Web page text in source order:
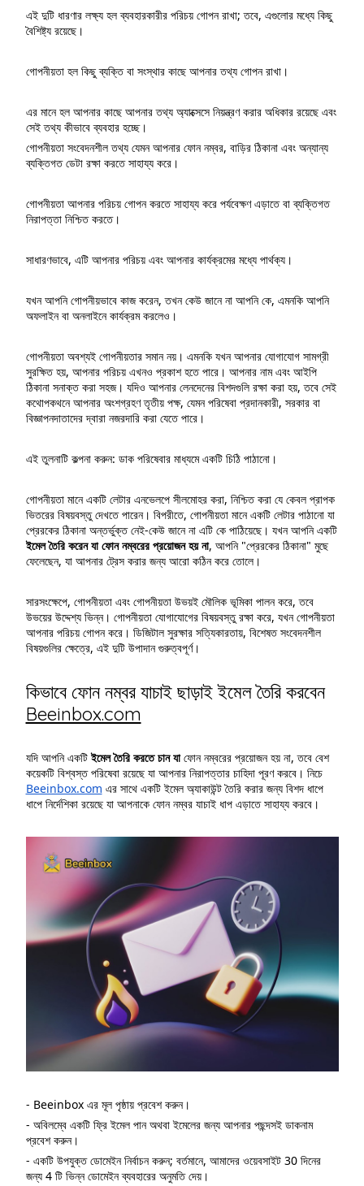
এই দুটি ধারণার লক্ষ্য হল ব্যবহারকারীর পরিচয় গোপন রাখা; তবে, এগুলোর মধ্যে কিছু
বৈশিষ্ট্য রয়েছে।
গোপনীয়তা হল কিছু ব্যক্তি বা সংস্থার কাছে আপনার তথ্য গোপন রাখা।
এর মানে হল আপনার কাছে আপনার তথ্য অ্যাক্সেসে নিয়ন্ত্রণ করার অধিকার রয়েছে এবং
সেই তথ্য কীভাবে ব্যবহার হচ্ছে।
গোপনীয়তা সংবেদনশীল তথ্য যেমন আপনার ফোন নম্বর, বাড়ির ঠিকানা এবং অন্যান্য
ব্যক্তিগত ডেটা রক্ষা করতে সাহায্য করে।
গোপনীয়তা আপনার পরিচয় গোপন করতে সাহায্য করে পর্যবেক্ষণ এড়াতে বা ব্যক্তিগত
নিরাপত্তা নিশ্চিত করতে।
সাধারণভাবে, এটি আপনার পরিচয় এবং আপনার কার্যক্রমের মধ্যে পার্থক্য।
যখন আপনি গোপনীয়ভাবে কাজ করেন, তখন কেউ জানে না আপনি কে, এমনকি আপনি
অফলাইন বা অনলাইনে কার্যক্রম করলেও।
গোপনীয়তা অবশ্যই গোপনীয়তার সমান নয়। এমনকি যখন আপনার যোগাযোগ সামগ্রী
সুরক্ষিত হয়, আপনার পরিচয় এখনও প্রকাশ হতে পারে। আপনার নাম এবং আইপি
ঠিকানা সনাক্ত করা সহজ। যদিও আপনার লেনদেনের বিশদগুলি রক্ষা করা হয়, তবে সেই
কথোপকথনে আপনার অংশগ্রহণ তৃতীয় পক্ষ, যেমন পরিষেবা প্রদানকারী, সরকার বা
বিজ্ঞাপনদাতাদের দ্বারা নজরদারি করা যেতে পারে।
এই তুলনাটি কল্পনা করুন: ডাক পরিষেবার মাধ্যমে একটি চিঠি পাঠানো।
গোপনীয়তা মানে একটি লেটার এনভেলপে সীলমোহর করা, নিশ্চিত করা যে কেবল প্রাপক
ভিতরের বিষয়বস্তু দেখতে পারেন। বিপরীতে, গোপনীয়তা মানে একটি লেটার পাঠানো যা
প্রেরকের ঠিকানা অন্তর্ভুক্ত নেই-কেউ জানে না এটি কে পাঠিয়েছে। যখন আপনি একটি
ইমেল তৈরি করেন যা ফোন নম্বরের প্রয়োজন হয় না, আপনি "প্রেরকের ঠিকানা" মুছে
ফেলেছেন, যা আপনার ট্রেস করার জন্য আরো কঠিন করে তোলে।
সারসংক্ষেপে, গোপনীয়তা এবং গোপনীয়তা উভয়ই মৌলিক ভূমিকা পালন করে, তবে
উভয়ের উদ্দেশ্য ভিন্ন। গোপনীয়তা যোগাযোগের বিষয়বস্তু রক্ষা করে, যখন গোপনীয়তা
আপনার পরিচয় গোপন করে। ডিজিটাল সুরক্ষার সত্যিকারতায়, বিশেষত সংবেদনশীল
বিষয়গুলির ক্ষেত্রে, এই দুটি উপাদান গুরুত্বপূর্ণ।
কিভাবে ফোন নম্বর যাচাই ছাড়াই ইমেল তৈরি করবেন
Beeinbox.com
যদি আপনি একটিইমেল তৈরি করতে চান যাফোন নম্বরের প্রয়োজন হয় না, তবে বেশ
কয়েকটি বিশ্বস্ত পরিষেবা রয়েছে যা আপনার নিরাপত্তার চাহিদা পূরণ করবে। নিচে
Beeinbox.com এর সাথে একটি ইমেল অ্যাকাউন্ট তৈরি করার জন্য বিশদ ধাপে
ধাপে নির্দেশিকা রয়েছে যা আপনাকে ফোন নম্বর যাচাই ধাপ এড়াতে সাহায্য করবে।
- Beeinbox এর মূল পৃষ্ঠায় প্রবেশ করুন।
- অবিলম্বে একটি ফ্রি ইমেল পান অথবা ইমেলের জন্য আপনার পছন্দসই ডাকনাম
প্রবেশ করুন।
- একটি উপযুক্ত ডোমেইন নির্বাচন করুন; বর্তমানে, আমাদের ওয়েবসাইট 30 দিনের
জন্য 4 টি ভিন্ন ডোমেইন ব্যবহারের অনুমতি দেয়।